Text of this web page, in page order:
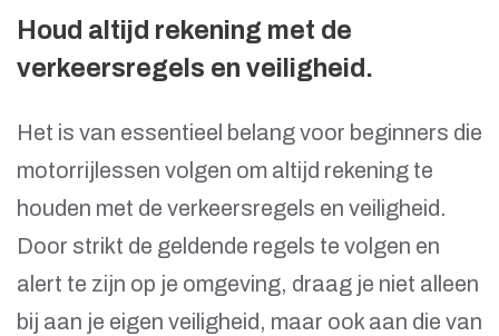
Houd altijd rekening met de
verkeersregels en veiligheid.
Het is van essentieel belang voor beginners die
motorrijlessen volgen om altijd rekening te
houden met de verkeersregels en veiligheid.
Door strikt de geldende regels te volgen en
alert te zijn op je omgeving, draag je niet alleen
bij aan je eigen veiligheid, maar ook aan die van